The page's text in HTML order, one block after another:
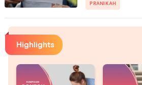
PRANIKAH
Highlights